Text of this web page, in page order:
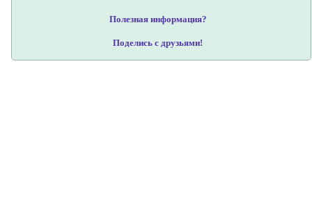
Полезная информация?
Поделись с друзьями!